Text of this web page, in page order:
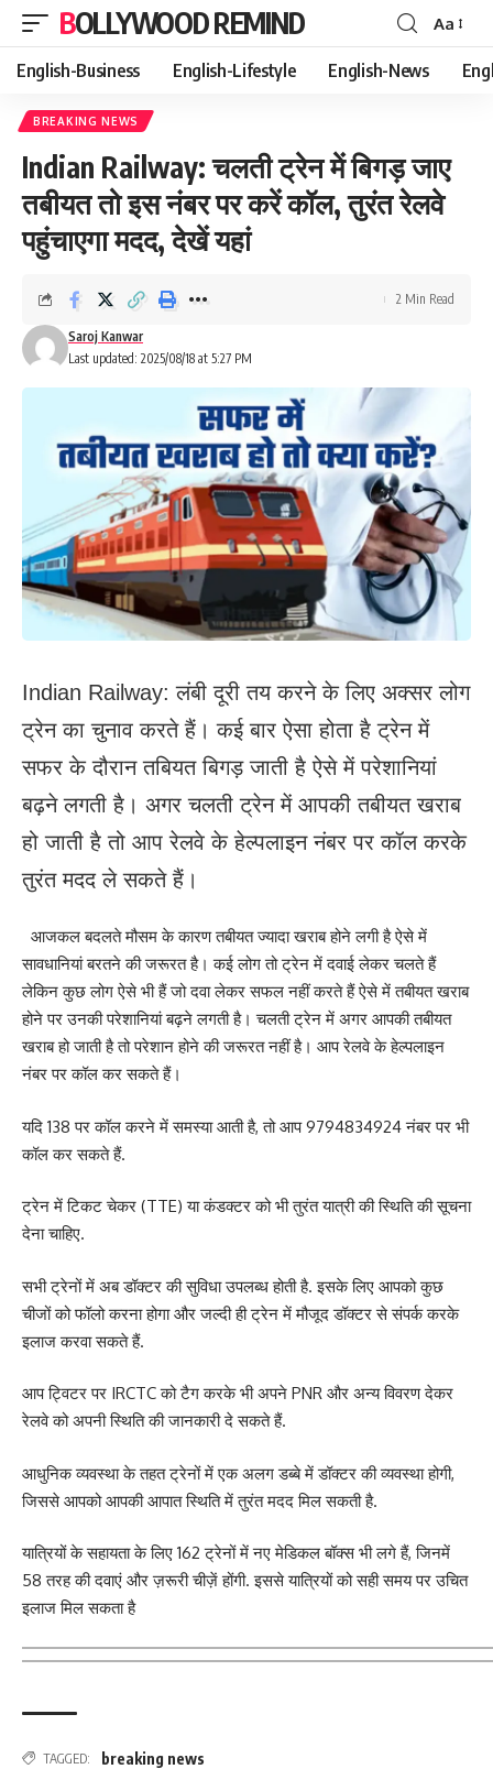
BOLLYWOOD REMIND
Font
Resizer
Aa
English-Business English-Lifestyle English-News
BREAKING NEWS
Indian Railway: चलती ट्रेन में बिगड़ जाए
तबीयत तो इस नंबर पर करें कॉल, तुरंत रेलवे
पहुंचाएगा मदद, देखें यहां
Last updated: 2025/08/18 at 5:27 PM
Saroj Kanwar
2 Min Read
Indian Railway: लंबी दूरी तय करने के लिए अक्सर लोग
ट्रेन का चुनाव करते हैं। कई बार ऐसा होता है ट्रेन में
सफर के दौरान तबियत बिगड़ जाती है ऐसे में परेशानियां
बढ़ने लगती है। अगर चलती ट्रेन में आपकी तबीयत खराब
हो जाती है तो आप रेलवे के हेल्पलाइन नंबर पर कॉल करके
तुरंत मदद ले सकते हैं।
आजकल बदलते मौसम के कारण तबीयत ज्यादा खराब होने लगी है ऐसे में
सावधानियां बरतने की जरूरत है। कई लोग तो ट्रेन में दवाई लेकर चलते हैं
लेकिन कुछ लोग ऐसे भी हैं जो दवा लेकर सफल नहीं करते हैं ऐसे में तबीयत खराब
होने पर उनकी परेशानियां बढ़ने लगती है। चलती ट्रेन में अगर आपकी तबीयत
खराब हो जाती है तो परेशान होने की जरूरत नहीं है। आप रेलवे के हेल्पलाइन
नंबर पर कॉल कर सकते हैं।
यदि 138 पर कॉल करने में समस्या आती है, तो आप 9794834924 नंबर पर भी
कॉल कर सकते हैं.
ट्रेन में टिकट चेकर (TTE) या कंडक्टर को भी तुरंत यात्री की स्थिति की सूचना
देना चाहिए.
सभी ट्रेनों में अब डॉक्टर की सुविधा उपलब्ध होती है. इसके लिए आपको कुछ
चीजों को फॉलो करना होगा और जल्दी ही ट्रेन में मौजूद डॉक्टर से संपर्क करके
इलाज करवा सकते हैं.
आप ट्विटर पर IRCTC को टैग करके भी अपने PNR और अन्य विवरण देकर
रेलवे को अपनी स्थिति की जानकारी दे सकते हैं.
आधुनिक व्यवस्था के तहत ट्रेनों में एक अलग डब्बे में डॉक्टर की व्यवस्था होगी,
जिससे आपको आपकी आपात स्थिति में तुरंत मदद मिल सकती है.
यात्रियों के सहायता के लिए 162 ट्रेनों में नए मेडिकल बॉक्स भी लगे हैं, जिनमें
58 तरह की दवाएं और ज़रूरी चीज़ें होंगी. इससे यात्रियों को सही समय पर उचित
इलाज मिल सकता है
TAGGED: breaking news